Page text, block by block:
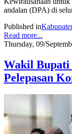
andalan (DPA) di
Published in
Read more...
Thursday, 09/
Wakil Bupati
Pelepasan